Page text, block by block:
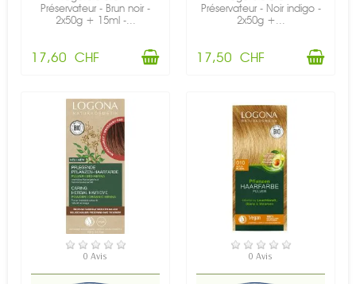
Préservateur - Brun noir -
2x50g + 15ml -...
17,60 CHF
Préservateur - Noir indigo -
2x50g +...
17,50 CHF
EN STOCK
0 Avis
EN STOCK
0 Avis